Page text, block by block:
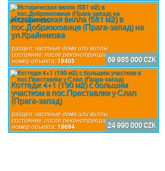
Историческая вилла (581 м2) в
пос.Добржиховице (Прага-запад) на
ул.Крайникова
раздел:частные дома или виллы
состояние:после реконструкции
номер объекта:19405 69 985 000 CZK
Коттедж 4+1 (190 м2) с большим
участком в пос.Преставлки у Слап
(Прага-запад)
раздел:частные дома или виллы
состояние:после реконструкции
номер объекта:18694 24 990 000 CZK